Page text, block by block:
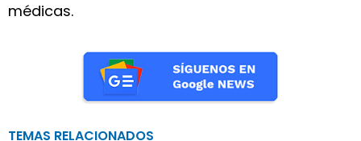
médicas.
TEMAS RELACIONADOS